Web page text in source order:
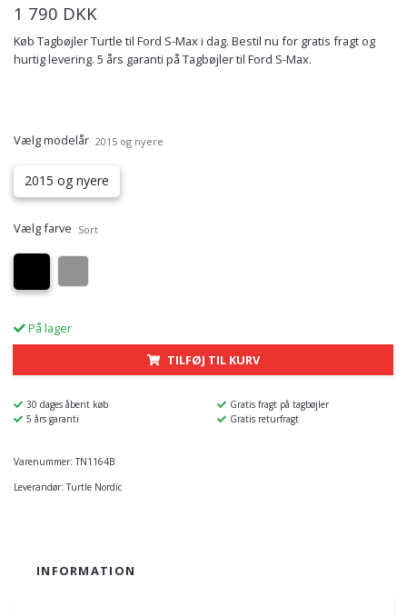
1 790 DKK
Køb Tagbøjler Turtle til Ford S-Max i dag. Bestil nu for gratis fragt og
hurtig levering. 5 års garanti på Tagbøjler til Ford S-Max.
Vælg modelår 2015 og nyere
2015 og nyere
Vælg farve Sort
På lager
TILFØJ TIL KURV
30 dages åbent køb
Gratis fragt på tagbøjler
5 års garanti
Gratis returfragt
Varenummer: TN1164B
Leverandør: Turtle Nordic
INFORMATION